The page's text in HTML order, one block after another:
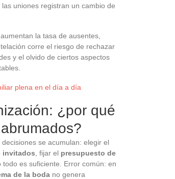
uniones registran un cambio de
la tasa de ausentes,
corre el riesgo de rechazar
y el olvido de ciertos aspectos
plena en el día a día
¿por qué
se acumulan: elegir el
invitados , fijar el presupuesto de
todo es suficiente. Error común: en
de la boda no genera